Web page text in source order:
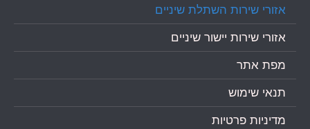
אזורי שירות השתלת שיניים
אזורי שירות יישור שיניים
מפת אתר
תנאי שימוש
מדיניות פרטיות